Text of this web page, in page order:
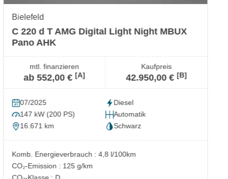
Bielefeld
C 220 d T AMG Digital Light Night MBUX
Pano AHK
mtl. finanzieren
ab 552,00 €[A]
Kaufpreis
42.950,00 €[B]
07/2025
Diesel
147 kW (200 PS)
Automatik
16.671 km
Schwarz
Komb. Energieverbrauch : 4,8 l/100km
CO₂-Emission : 125 g/km